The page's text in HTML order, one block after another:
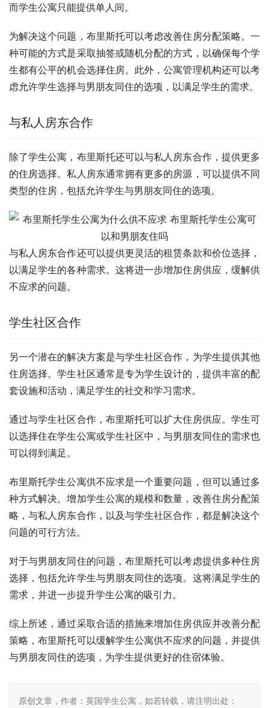
而学生公寓只能提供单人间。
为解决这个问题，布里斯托可以考虑改善住房分配策略。一
种可能的方式是采取抽签或随机分配的方式，以确保每个学
生都有公平的机会选择住房。此外，公寓管理机构还可以考
虑允许学生选择与男朋友同住的选项，以满足学生的需求。
与私人房东合作
除了学生公寓，布里斯托还可以与私人房东合作，提供更多
的住房选择。私人房东通常拥有更多的房源，可以提供不同
类型的住房，包括允许学生与男朋友同住的选项。
与私人房东合作还可以提供更灵活的租赁条款和价位选择，
以满足学生的各种需求。这将进一步增加住房供应，缓解供
不应求的问题。
学生社区合作
另一个潜在的解决方案是与学生社区合作，为学生提供其他
住房选择。学生社区通常是专为学生设计的，提供丰富的配
套设施和活动，满足学生的社交和学习需求。
通过与学生社区合作，布里斯托可以扩大住房供应。学生可
以选择住在学生公寓或学生社区中，与男朋友同住的需求也
可以得到满足。
布里斯托学生公寓供不应求是一个重要问题，但可以通过多
种方式解决。增加学生公寓的规模和数量，改善住房分配策
略，与私人房东合作，以及与学生社区合作，都是解决这个
问题的可行方法。
对于与男朋友同住的问题，布里斯托可以考虑提供多种住房
选择，包括允许学生与男朋友同住的选项。这将满足学生的
需求，并进一步提升学生公寓的吸引力。
综上所述，通过采取合适的措施来增加住房供应并改善分配
策略，布里斯托可以缓解学生公寓供不应求的问题，并提供
与男朋友同住的选项，为学生提供更好的住宿体验。
原创文章，作者：英国学生公寓，如若转载，请注明出处：